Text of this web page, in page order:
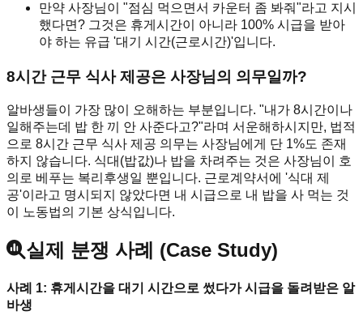
만약 사장님이 "점심 먹으면서 카운터 좀 봐줘"라고 지시
했다면? 그것은 휴게시간이 아니라 100% 시급을 받아
야 하는 유급 '대기 시간(근로시간)'입니다.
8시간 근무 식사 제공은 사장님의 의무일까?
알바생들이 가장 많이 오해하는 부분입니다. "내가 8시간이나
일해주는데 밥 한 끼 안 사준다고?"라며 서운해하시지만, 법적
으로 8시간 근무 식사 제공 의무는 사장님에게 단 1%도 존재
하지 않습니다. 식대(밥값)나 밥을 차려주는 것은 사장님이 호
의로 베푸는 복리후생일 뿐입니다. 근로계약서에 '식대 제
공'이라고 명시되지 않았다면 내 시급으로 내 밥을 사 먹는 것
이 노동법의 기본 상식입니다.
실제 분쟁 사례 (Case Study)
사례 1: 휴게시간을 대기 시간으로 썼다가 시급을 돌려받은 알
바생